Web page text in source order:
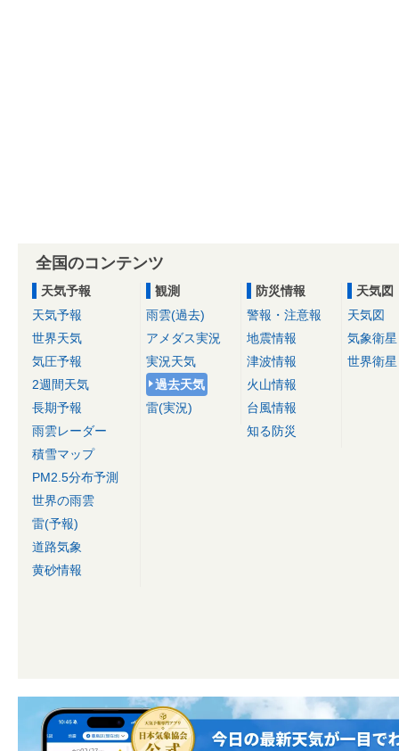
全国のコンテンツ
天気予報
天気予報
世界天気
気圧予報
2週間天気
長期予報
雨雲レーダー
積雪マップ
PM2.5分布予測
世界の雨雲
雷(予報)
道路気象
黄砂情報
観測
雨雲(過去)
アメダス実況
実況天気
過去天気
雷(実況)
防災情報
警報・注意報
地震情報
津波情報
火山情報
台風情報
知る防災
天気図
天気図
気象衛星
世界衛星